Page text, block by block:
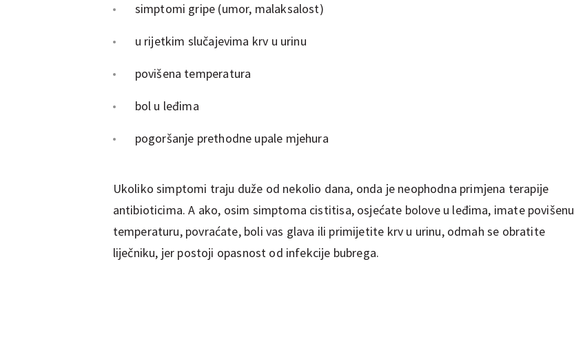
simptomi gripe (umor, malaksalost)
u rijetkim slučajevima krv u urinu
povišena temperatura
bol u leđima
pogoršanje prethodne upale mjehura
Ukoliko simptomi traju duže od nekolio dana, onda je neophodna primjena terapije
antibioticima. A ako, osim simptoma cistitisa, osjećate bolove u leđima, imate povišenu
temperaturu, povraćate, boli vas glava ili primijetite krv u urinu, odmah se obratite
liječniku, jer postoji opasnost od infekcije bubrega.